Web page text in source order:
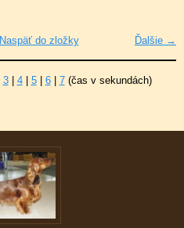
Ďalšie →
Naspäť do zložky
3| 4| 5| 6| 7(čas v sekundách)